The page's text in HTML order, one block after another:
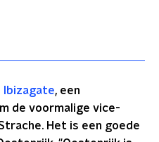
Ibizagate, een
de voormalige vice-
Het is een goede